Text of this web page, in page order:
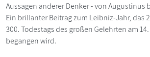
Aussagen anderer Denker - von Augustinus
Ein brillanter Beitrag zum Leibniz-Jahr, das
300. Todestags des großen Gelehrten am
begangen wird.